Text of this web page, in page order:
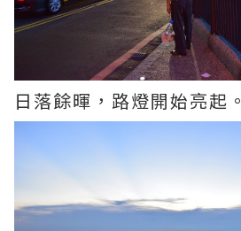
日落餘暉，路燈開始亮起。